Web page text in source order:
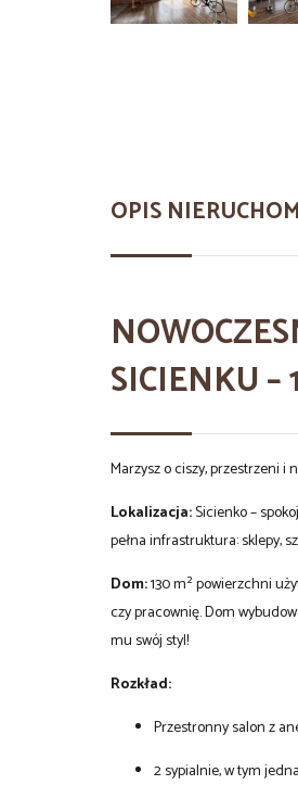
OPIS
SICIENKU –
Marzysz o ciszy, przestrzeni i
Lokalizacja:Sicienko –
pełna infrastruktura: sklepy,
Dom:130 m² powierzchni
czy pracownię. Dom
mu swój styl!
Rozkład:
Przestronny salon z
2 sypialnie, w tym